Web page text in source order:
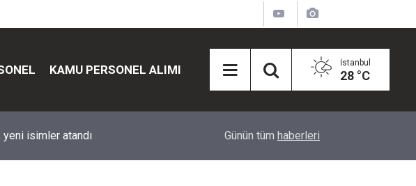
KAMU PERSONEL ALIMI İstanbul
28 °C
isimler atandı Eğiti Bir Sen'den Kadınlar İçin Olay Teklif:
Günün tüm haberleri